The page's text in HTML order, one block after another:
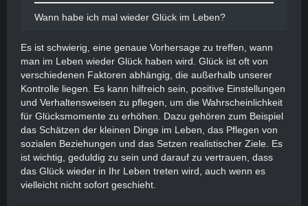
Wann habe ich mal wieder Glück im Leben?
Es ist schwierig, eine genaue Vorhersage zu treffen, wann
man im Leben wieder Glück haben wird. Glück ist oft von
verschiedenen Faktoren abhängig, die außerhalb unserer
Kontrolle liegen. Es kann hilfreich sein, positive Einstellungen
und Verhaltensweisen zu pflegen, um die Wahrscheinlichkeit
für Glücksmomente zu erhöhen. Dazu gehören zum Beispiel
das Schätzen der kleinen Dinge im Leben, das Pflegen von
sozialen Beziehungen und das Setzen realistischer Ziele. Es
ist wichtig, geduldig zu sein und darauf zu vertrauen, dass
das Glück wieder in Ihr Leben treten wird, auch wenn es
vielleicht nicht sofort geschieht.